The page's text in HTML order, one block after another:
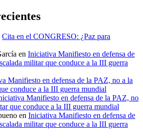
Cita en el CONGRESO: ¿Paz para
en Iniciativa Manifiesto en defensa de
militar que conduce a la III guerra
Manifiesto en defensa de la PAZ, no a la
conduce a la III guerra mundial
Manifiesto en defensa de la PAZ, no
que conduce a la III guerra mundial
en Iniciativa Manifiesto en defensa de
militar que conduce a la III guerra